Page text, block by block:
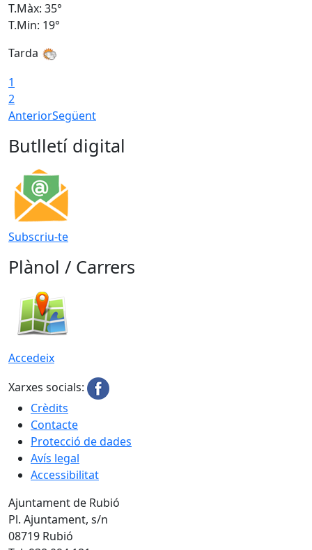
T.Màx: 35°
T.Min: 19°
Tarda
1
2
AnteriorSegüent
Butlletí digital
Subscriu-te
Plànol / Carrers
Accedeix
Xarxes socials:
Crèdits
Contacte
Protecció de dades
Avís legal
Accessibilitat
Ajuntament de Rubió
Pl. Ajuntament, s/n
08719 Rubió